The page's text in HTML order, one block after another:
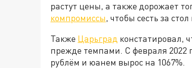
растут цены, а также дорожает
компромиссы, чтобы сесть за
Также Царьград констатировал,
прежде темпами. С февраля 2022
рублём и юанем вырос на 1067%.